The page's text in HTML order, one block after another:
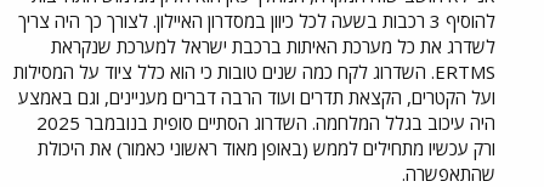
להוסיף 3 רכבות בשעה לכל כיוון במסדרון האיילון. לצורך כך היה צריך
לשדרג את כל מערכת האיתות ברכבת ישראל למערכת שנקראת
ERTMS. השדרוג לקח כמה שנים טובות כי הוא כלל ציוד על המסילות
ועל הקטרים, הקצאת תדרים ועוד הרבה דברים מעניינים, וגם באמצע
היה עיכוב בגלל המלחמה. השדרוג הסתיים סופית בנובמבר 2025
ורק עכשיו מתחילים לממש (באופן מאוד ראשוני כאמור) את היכולת
שהתאפשרה.